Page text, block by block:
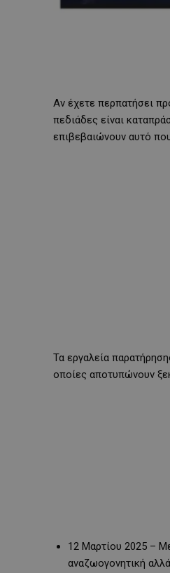
Αν έχετε περπατήσει
πεδιάδες είναι
επιβεβαιώνουν αυτό
Τα εργαλεία
οποίες αποτυπώνουν
12 Μαρτίου 2025 –
αναζωογονητική